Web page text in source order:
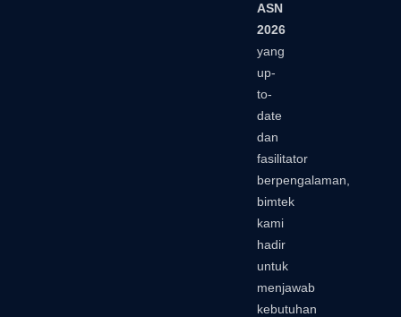
ASN
2026
yang
up-
to-
date
dan
fasilitator
berpengalaman,
bimtek
kami
hadir
untuk
menjawab
kebutuhan